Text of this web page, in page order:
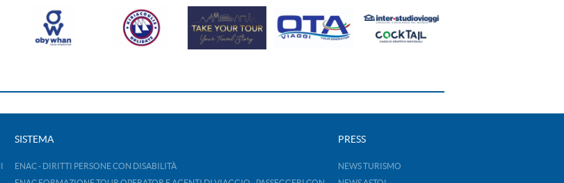
SISTEMA
ENAC - DIRITTI PERSONE CON DISABILITÀ
PRESS
NEWS TURISMO